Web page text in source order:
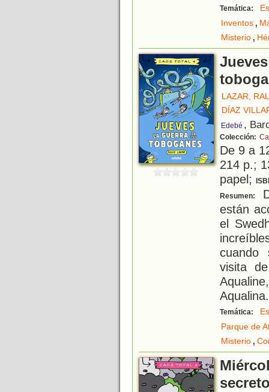
Temática:
Inventos,
Misterio,
LAZAR,
DÍAZ
Edebé ,
Colección:
De 9 a
214 p.;
papel;
Resumen:
están
el
cuando
visita
Temática:
Parque de
Misterio,